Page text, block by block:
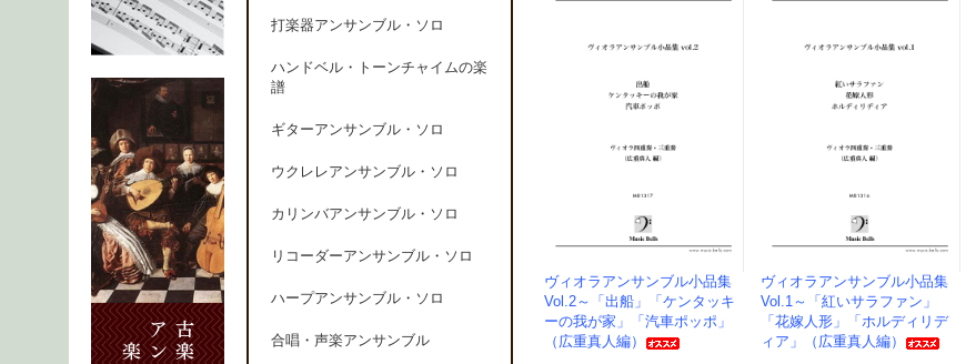
ヴィオラアンサンブル小品集
Vol.2～「出船」「ケンタッキ
ーの我が家」「汽車ポッポ」
（広重真人編）
ヴィオラアンサンブル小品集
Vol.1～「紅いサラファン」
「花嫁人形」「ホルディリデ
ィア」（広重真人編）
打楽器アンサンブル・ソロ
ハンドベル・トーンチャイムの楽
譜
ギターアンサンブル・ソロ
ウクレレアンサンブル・ソロ
カリンバアンサンブル・ソロ
リコーダーアンサンブル・ソロ
ハープアンサンブル・ソロ
合唱・声楽アンサンブル